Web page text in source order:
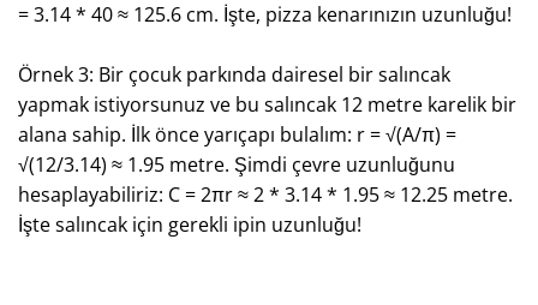
= 3.14 * 40 ≈ 125.6 cm. İşte, pizza kenarınızın uzunluğu!
Örnek 3: Bir çocuk parkında dairesel bir salıncak
yapmak istiyorsunuz ve bu salıncak 12 metre karelik bir
alana sahip. İlk önce yarıçapı bulalım: r = √(A/π) =
√(12/3.14) ≈ 1.95 metre. Şimdi çevre uzunluğunu
hesaplayabiliriz: C = 2πr ≈ 2 * 3.14 * 1.95 ≈ 12.25 metre.
İşte salıncak için gerekli ipin uzunluğu!